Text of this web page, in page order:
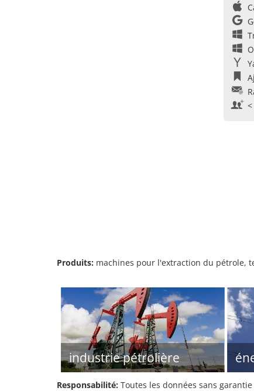
Produits: machines pour l'extraction du pétrole,
industrie pétrolière
Responsabilité: Toutes les données sans